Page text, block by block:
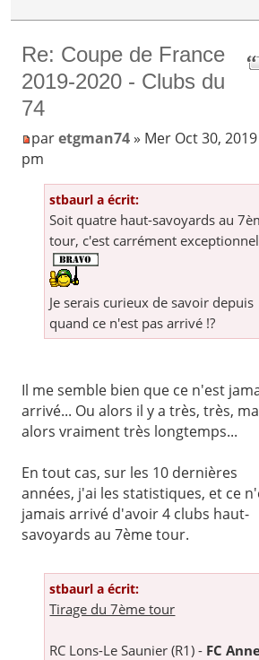
Re: Coupe de France
2019-2020 - Clubs du
74
paretgman74» Mer Oct 30, 2019
pm
stbaurl a écrit:
Soit quatre haut-savoyards au
tour, c'est carrément
Je serais curieux de savoir depuis
quand ce n'est pas arrivé !?
Il me semble bien que ce n'est
arrivé... Ou alors il y a très, très,
alors vraiment très longtemps...
En tout cas, sur les 10 dernières
années, j'ai les statistiques, et ce
jamais arrivé d'avoir 4 clubs haut-
savoyards au 7ème tour.
stbaurl a écrit:
Tirage du 7ème tour
RC Lons-Le Saunier (R1) - FC